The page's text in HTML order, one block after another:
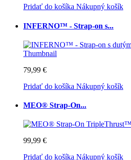
Pridať do košíka Nákupný košík
INFERNO™ - Strap-on s...
79,99 €
Pridať do košíka Nákupný košík
MEO® Strap-On...
99,99 €
Pridať do košíka Nákupný košík